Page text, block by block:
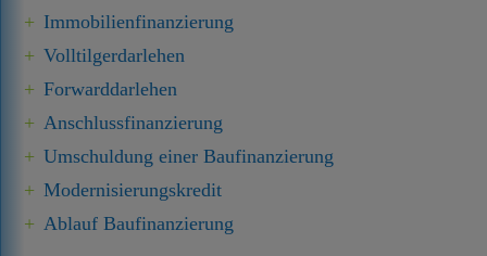
Immobilien­finanzierung
Volltilgerdarlehen
Forward­darlehen
Anschluss­finanzierung
Umschuldung einer Baufinanzierung
Modernisierungskredit
Ablauf Baufinanzierung